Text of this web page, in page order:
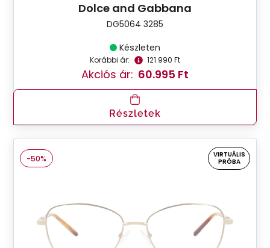
Dolce and Gabbana
DG5064 3285
Készleten
Korábbi ár: 121.990 Ft
Akciós ár: 60.995 Ft
Részletek
-50%
VIRTUÁLIS
PRÓBA